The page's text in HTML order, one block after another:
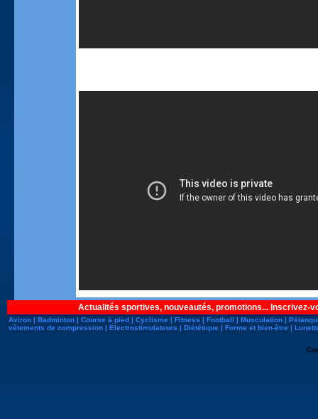
Actualités sportives, nouveautés, promotions... Inscrivez-
Aviron | Badminton | Course à pied | Cyclisme | Fitness | Football | Musculation |
vêtements de compression | Electrostimulateurs | Diététique | Forme et bien-être |